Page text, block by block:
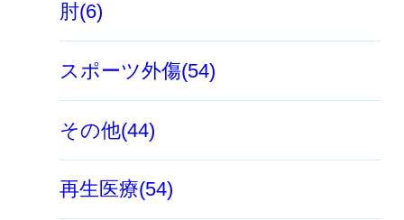
肘(6)
スポーツ外傷(54)
その他(44)
再生医療(54)